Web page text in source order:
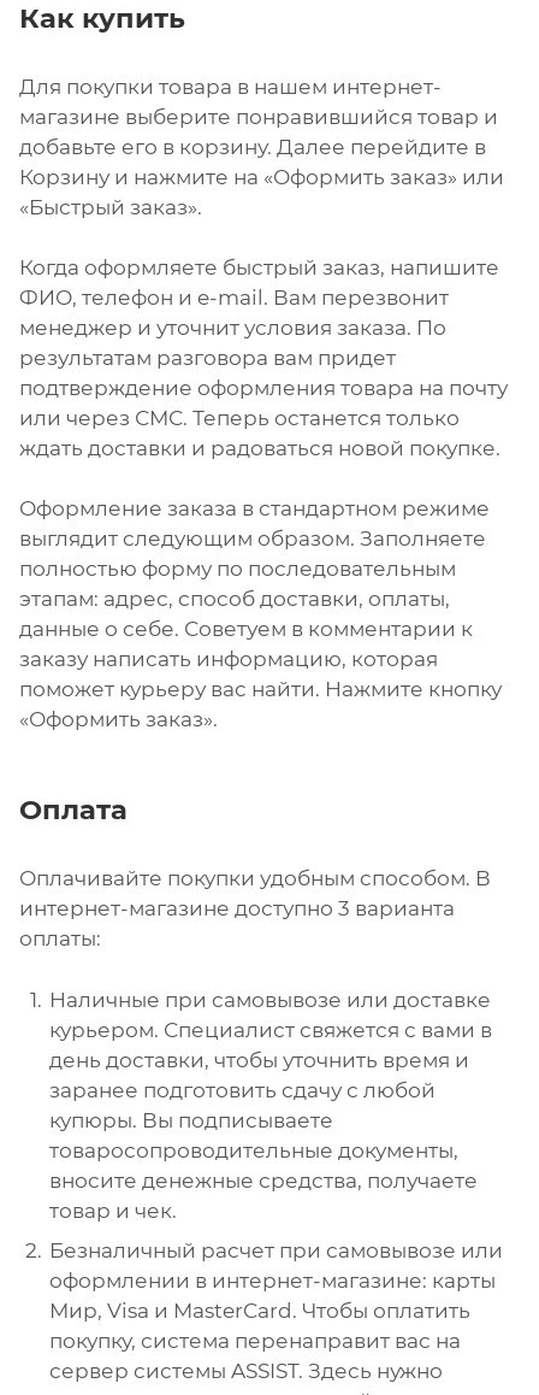
Как купить
Для покупки товара в нашем интернет-
магазине выберите понравившийся товар и
добавьте его в корзину. Далее перейдите в
Корзину и нажмите на «Оформить заказ» или
«Быстрый заказ».
Когда оформляете быстрый заказ, напишите
ФИО, телефон и e-mail. Вам перезвонит
менеджер и уточнит условия заказа. По
результатам разговора вам придет
подтверждение оформления товара на почту
или через СМС. Теперь останется только
ждать доставки и радоваться новой покупке.
Оформление заказа в стандартном режиме
выглядит следующим образом. Заполняете
полностью форму по последовательным
этапам: адрес, способ доставки, оплаты,
данные о себе. Советуем в комментарии к
заказу написать информацию, которая
поможет курьеру вас найти. Нажмите кнопку
«Оформить заказ».
Оплата
Оплачивайте покупки удобным способом. В
интернет-магазине доступно 3 варианта
оплаты:
Наличные при самовывозе или доставке
курьером. Специалист свяжется с вами в
день доставки, чтобы уточнить время и
заранее подготовить сдачу с любой
купюры. Вы подписываете
товаросопроводительные документы,
вносите денежные средства, получаете
товар и чек.
Безналичный расчет при самовывозе или
оформлении в интернет-магазине: карты
Мир, Visa и MasterCard. Чтобы оплатить
покупку, система перенаправит вас на
сервер системы ASSIST. Здесь нужно